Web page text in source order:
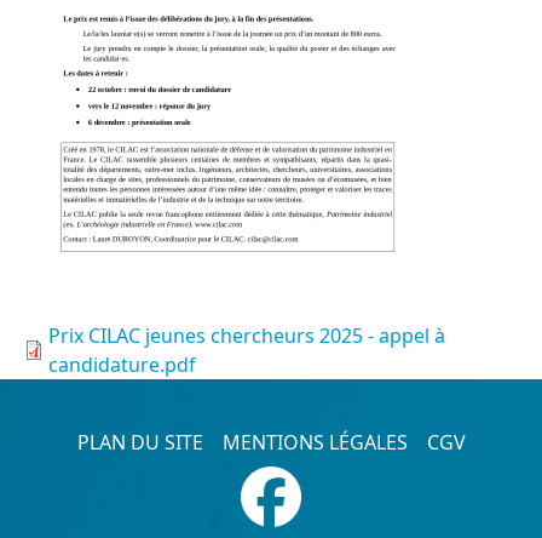
Document
Prix CILAC jeunes chercheurs 2025 - appel à
candidature.pdf
Pied de page
PLAN DU SITE MENTIONS LÉGALES CGV